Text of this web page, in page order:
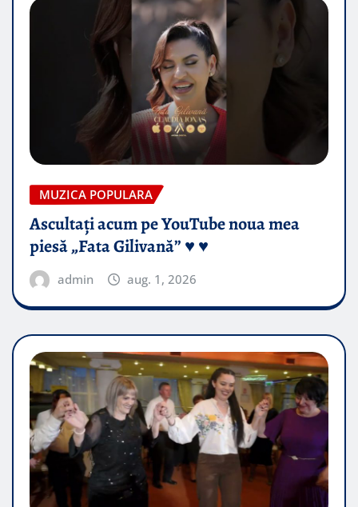
MUZICA POPULARA
Ascultați acum pe YouTube noua mea
piesă „Fata Gilivană” ♥️ ♥️
admin aug. 1, 2026